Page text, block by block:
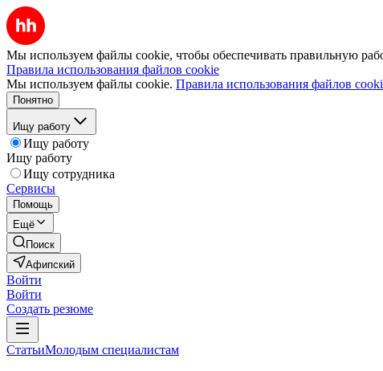
Мы используем файлы cookie, чтобы обеспечивать правильную
Правила использования файлов cookie
Мы используем файлы cookie. Правила использования файлов
Понятно
Ищу работу
Ищу работу
Ищу работу
Ищу сотрудника
Сервисы
Помощь
Ещё
Поиск
Афипский
Войти
Войти
Создать резюме
СтатьиМолодым специалистам